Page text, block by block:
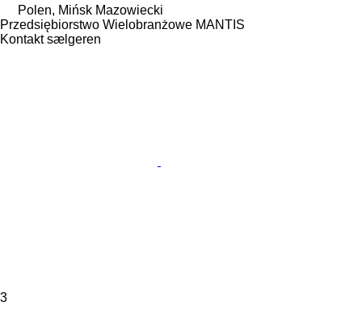
Polen, Mińsk Mazowiecki
Przedsiębiorstwo Wielobranżowe MANTIS
Kontakt sælgeren
3